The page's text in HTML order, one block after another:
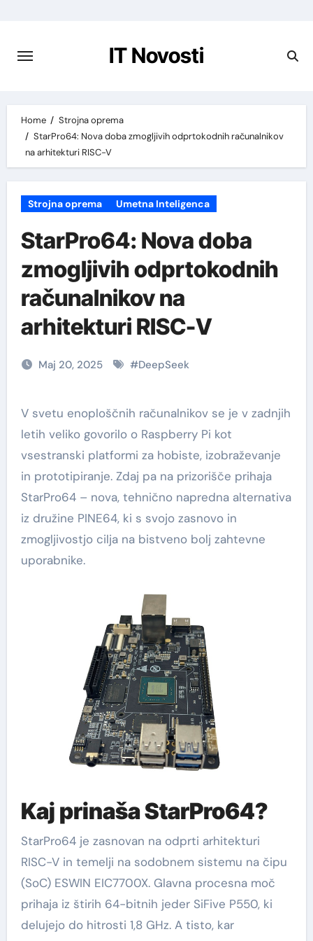
vsebino
IT Novosti
Home
Strojna oprema
StarPro64: Nova doba zmogljivih odprtokodnih računalnikov
na arhitekturi RISC-V
Strojna oprema Umetna Inteligenca
StarPro64: Nova doba
zmogljivih odprtokodnih
računalnikov na
arhitekturi RISC-V
Maj 20, 2025 #DeepSeek
V svetu enoploščnih računalnikov se je v zadnjih
letih veliko govorilo o Raspberry Pi kot
vsestranski platformi za hobiste, izobraževanje
in prototipiranje. Zdaj pa na prizorišče prihaja
StarPro64 – nova, tehnično napredna alternativa
iz družine PINE64, ki s svojo zasnovo in
zmogljivostjo cilja na bistveno bolj zahtevne
uporabnike.
Kaj prinaša StarPro64?
StarPro64 je zasnovan na odprti arhitekturi
RISC-V in temelji na sodobnem sistemu na čipu
(SoC) ESWIN EIC7700X. Glavna procesna moč
prihaja iz štirih 64-bitnih jeder SiFive P550, ki
delujejo do hitrosti 1,8 GHz. A tisto, kar